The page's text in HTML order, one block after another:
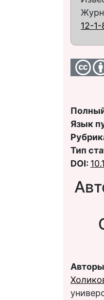
12-
Язык
Тип
DOI: